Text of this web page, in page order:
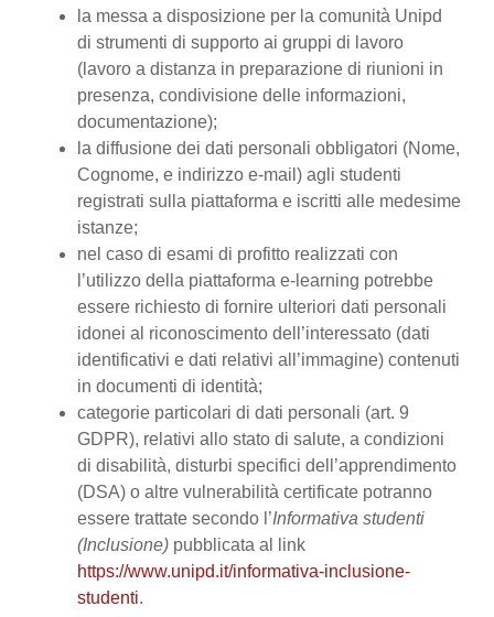
la messa a disposizione per la comunità Unipd
di strumenti di supporto ai gruppi di lavoro
(lavoro a distanza in preparazione di riunioni in
presenza, condivisione delle informazioni,
documentazione);
la diffusione dei dati personali obbligatori (Nome,
Cognome, e indirizzo e-mail) agli studenti
registrati sulla piattaforma e iscritti alle medesime
istanze;
nel caso di esami di profitto realizzati con
l’utilizzo della piattaforma e-learning potrebbe
essere richiesto di fornire ulteriori dati personali
idonei al riconoscimento dell’interessato (dati
identificativi e dati relativi all’immagine) contenuti
in documenti di identità;
categorie particolari di dati personali (art. 9
GDPR), relativi allo stato di salute, a condizioni
di disabilità, disturbi specifici dell’apprendimento
(DSA) o altre vulnerabilità certificate potranno
essere trattate secondo l’Informativa studenti
(Inclusione) pubblicata al link
https://www.unipd.it/informativa-inclusione-
studenti.